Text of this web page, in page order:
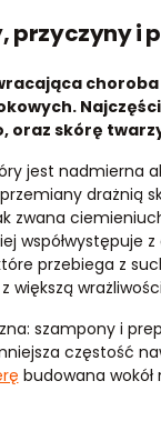
przyczyny i
oraz skórę
jest nadmierna
drażnią
zwana
współwystępuje
przebiega z
większą
szampony i
częstość
budowana wokół